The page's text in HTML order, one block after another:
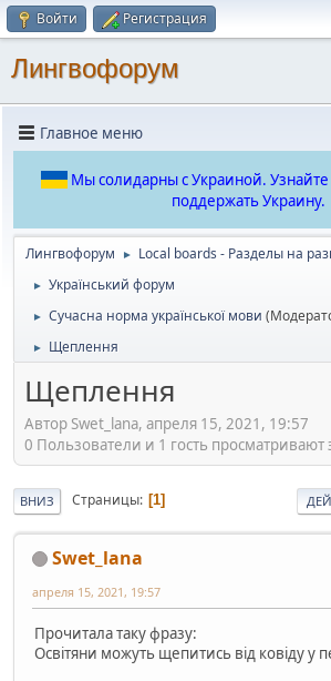
Войти Регистрация
Лингвофорум
Главное меню
Мы солидарны с Украиной. Узнайте
поддержать Украину.
Лингвофорум ► Local boards - Разделы на
► Український форум
► Сучасна норма української мови
► Щеплення
Щеплення
Автор Swet_lana, апреля 15, 2021, 19:57
0 Пользователи и 1 гость просматривают
ВНИЗ Страницы 1
Swet_lana
апреля 15, 2021, 19:57
Прочитала таку фразу:
Освітяни можуть щепитись від ковіду у